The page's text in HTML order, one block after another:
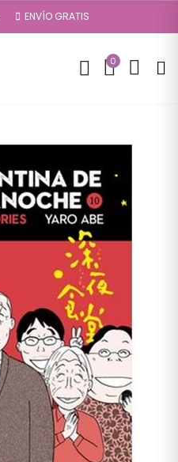
ENVÍO GRATIS
0